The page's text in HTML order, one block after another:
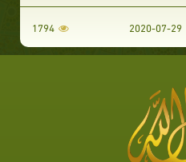
2020-07-29
1794